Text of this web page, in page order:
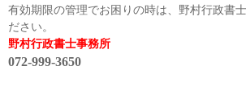
有効期限の管理でお困りの時は、野村行政書
ださい。
野村行政書士事務所
072-999-3650